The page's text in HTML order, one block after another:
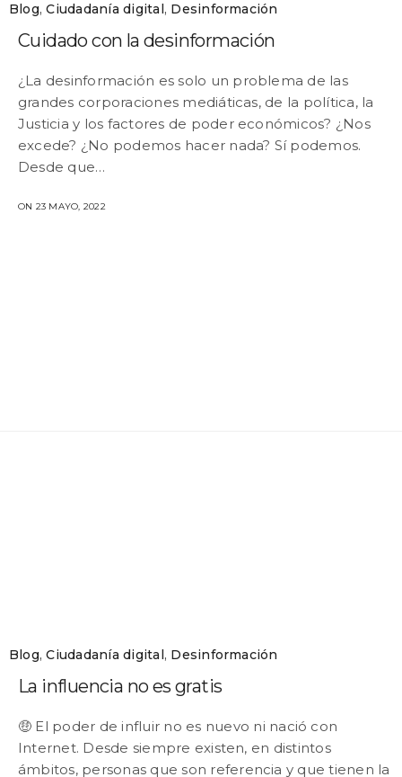
Blog,Ciudadanía digital , Desinformación
Cuidado con la desinformación
¿La desinformación es solo un problema de las
grandes corporaciones mediáticas, de la política, la
Justicia y los factores de poder económicos? ¿Nos
excede? ¿No podemos hacer nada? Sí podemos.
Desde que…
ON 23 MAYO, 2022
Blog,Ciudadanía digital , Desinformación
La influencia no es gratis
🤑 El poder de influir no es nuevo ni nació con
Internet. Desde siempre existen, en distintos
ámbitos, personas que son referencia y que tienen la